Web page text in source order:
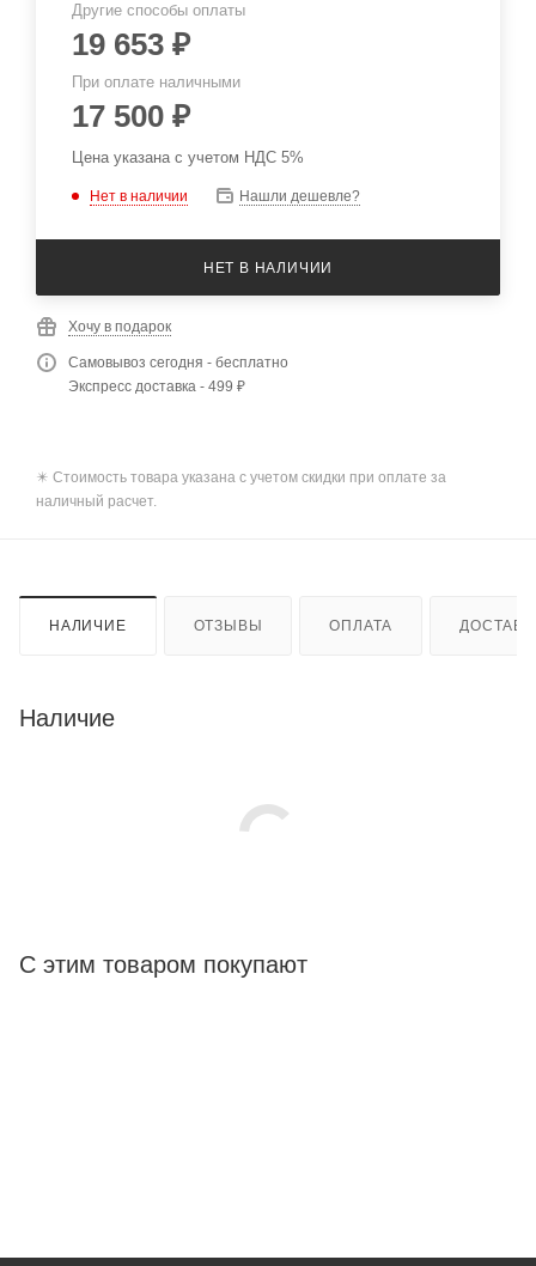
Другие способы оплаты
19 653 ₽
При оплате наличными
17 500 ₽
Цена указана с учетом НДС 5%
Нет в наличии Нашли дешевле?
НЕТ В НАЛИЧИИ
Хочу в подарок
Самовывоз сегодня - бесплатно
Экспресс доставка - 499 ₽
✴️ Стоимость товара указана с учетом скидки при оплате за
наличный расчет.
НАЛИЧИЕ ОТЗЫВЫ ОПЛАТА
Наличие
С этим товаром покупают